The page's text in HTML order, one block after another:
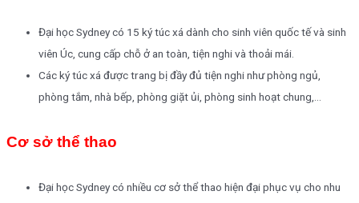
Đại học Sydney có 15 ký túc xá dành cho sinh viên quốc tế và sinh
viên Úc, cung cấp chỗ ở an toàn, tiện nghi và thoải mái.
Các ký túc xá được trang bị đầy đủ tiện nghi như phòng ngủ,
phòng tắm, nhà bếp, phòng giặt ủi, phòng sinh hoạt chung,…
Cơ sở thể thao
Đại học Sydney có nhiều cơ sở thể thao hiện đại phục vụ cho nhu